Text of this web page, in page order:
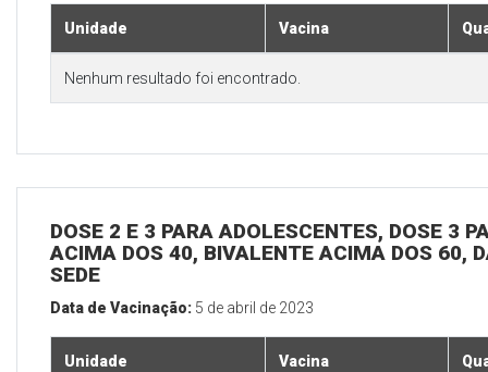
Unidade Vacina
Nenhum resultado foi encontrado.
DOSE 2 E 3 PARA ADOLESCENTES, DOSE 3
ACIMA DOS 40, BIVALENTE ACIMA DOS 60,
SEDE
Data de Vacinação: 5 de abril de 2023
Unidade Vacina